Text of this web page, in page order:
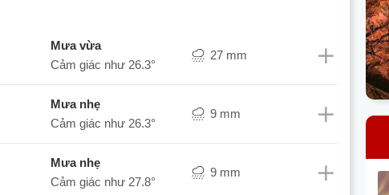
mưa vừa
Cảm giác như 26.3°
27 mm
mưa nhẹ
Cảm giác như 26.3°
9 mm
mưa nhẹ
Cảm giác như 27.8°
9 mm